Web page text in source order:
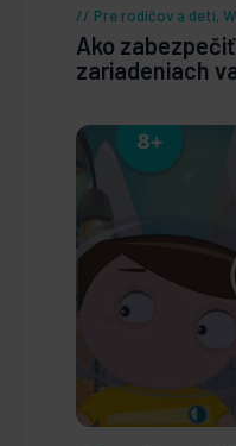
Pre rodičov a deti,
Ako
zariadeniach